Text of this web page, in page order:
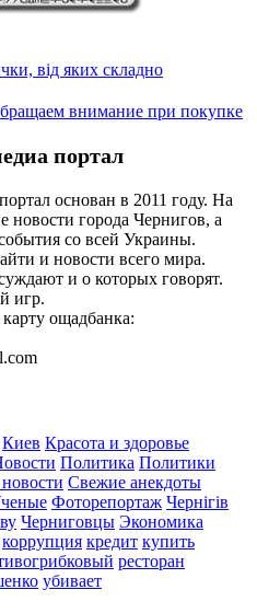
від яких складно
внимание при покупке
портал
основан в 2011 году. На
новости города Чернигов, а
со всей Украины.
и новости всего мира.
и о которых говорят.
игр.
ощадбанка:
Киев Красота и здоровье
Политика Политики
Свежие анекдоты
Фоторепортаж Чернігів
Черниговцы Экономика
коррупция кредит купить
ресторан
убивает